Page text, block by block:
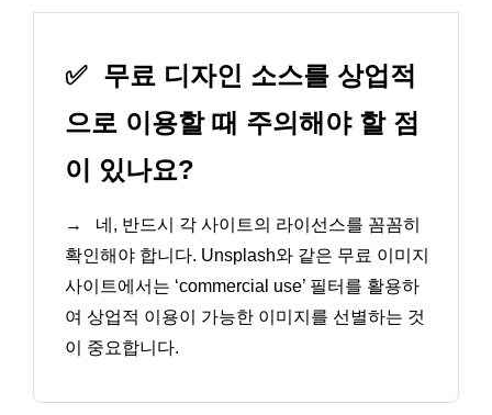
✅ 무료 디자인 소스를 상업적
으로 이용할 때 주의해야 할 점
이 있나요?
→
네, 반드시 각 사이트의 라이선스를 꼼꼼히
확인해야 합니다. Unsplash와 같은 무료 이미지
사이트에서는 ‘commercial use’ 필터를 활용하
여 상업적 이용이 가능한 이미지를 선별하는 것
이 중요합니다.